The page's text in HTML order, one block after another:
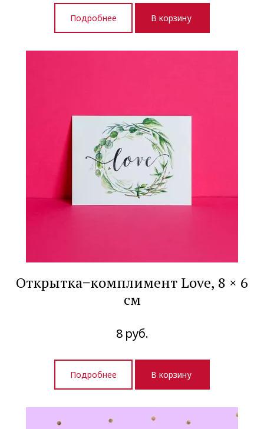
Подробнее В корзину
Открытка‒комплимент Love, 8 × 6
см
8 руб.
Подробнее В корзину